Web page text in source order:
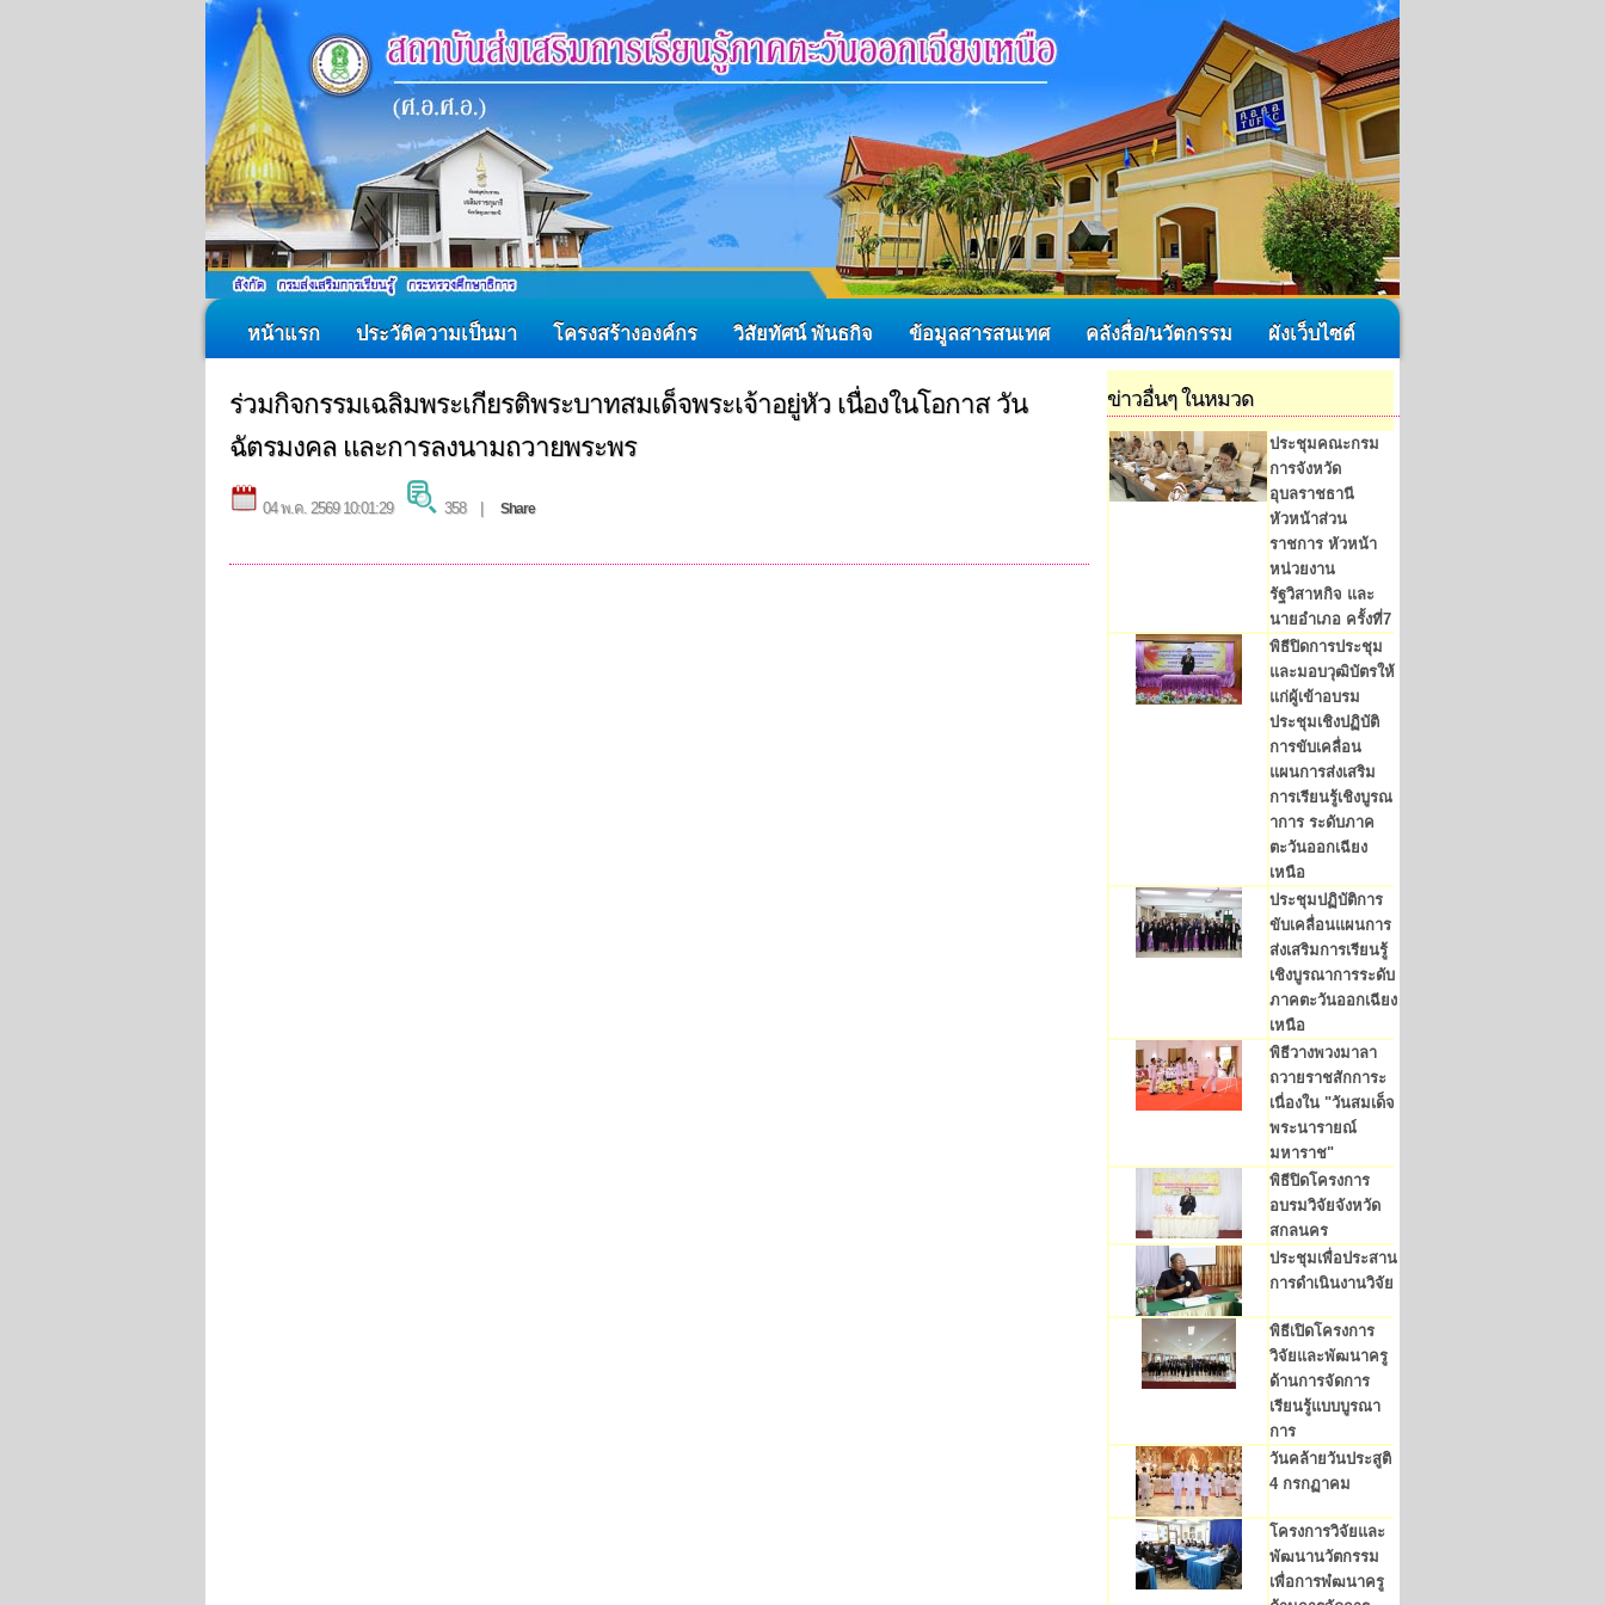
หน้าแรก ประวัติความเป็นมา โครงสร้างองค์กร วิสัยทัศน์ พันธกิจ ข้อมูลสารสนเทศ คลังสื่อ/นวัตกรรม ผังเว็บไซต์
ข่าวอื่นๆ ในหมวด
ประชุมคณะกรม
การจังหวัด
อุบลราชธานี
หัวหน้าส่วน
ราชการ หัวหน้า
หน่วยงาน
รัฐวิสาหกิจ และ
นายอำเภอ ครั้งที่7
พิธีปิดการประชุม
และมอบวุฒิบัตรให้
แก่ผู้เข้าอบรม
ประชุมเชิงปฏิบัติ
การขับเคลื่อน
แผนการส่งเสริม
การเรียนรู้เชิงบูรณ
าการ ระดับภาค
ตะวันออกเฉียง
เหนือ
ประชุมปฏิบัติการ
ขับเคลื่อนแผนการ
ส่งเสริมการเรียนรู้
เชิงบูรณาการระดับ
ภาคตะวันออกเฉียง
เหนือ
พิธีวางพวงมาลา
ถวายราชสักการะ
เนื่องใน "วันสมเด็จ
พระนารายณ์
มหาราช"
พิธีปิดโครงการ
อบรมวิจัยจังหวัด
สกลนคร
ประชุมเพื่อประสาน
การดำเนินงานวิจัย
พิธีเปิดโครงการ
วิจัยและพัฒนาครู
ด้านการจัดการ
เรียนรู้แบบบูรณา
การ
วันคล้ายวันประสูติ
4 กรกฏาคม
โครงการวิจัยและ
พัฒนานวัตกรรม
เพื่อการพํฒนาครู
ร่วมกิจกรรมเฉลิมพระเกียรติพระบาทสมเด็จพระเจ้าอยู่หัว เนื่องในโอกาส วัน
ฉัตรมงคล และการลงนามถวายพระพร
04 พ.ค. 2569 10:01:29 358 | Share